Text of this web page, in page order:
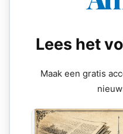
Lees het
Maak een gratis